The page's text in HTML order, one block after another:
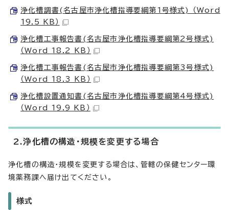
浄化槽調書(名古屋市浄化槽指導要綱第1号様式) （Word
19.5 KB）
浄化槽工事報告書(名古屋市浄化槽指導要綱第2号様式)
（Word 18.2 KB）
浄化槽工事報告書(名古屋市浄化槽指導要綱第3号様式)
（Word 18.3 KB）
浄化槽設置通知書(名古屋市浄化槽指導要綱第4号様式)
（Word 19.9 KB）
2.浄化槽の構造・規模を変更する場合
浄化槽の構造・規模を変更する場合は、管轄の保健センター環
境薬務課へ届け出てください。
様式